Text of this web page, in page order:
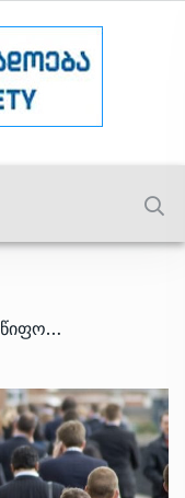
/ ეთნიკური უმცირესობები სახელმწიფო პროგრამებით ვერ სარგებლობენ – კვლევა